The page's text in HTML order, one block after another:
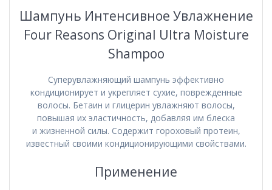
Шампунь Интенсивное Увлажнение
Four Reasons Original Ultra Moisture
Shampoo
Суперувлажняющий шампунь эффективно
кондиционирует и укрепляет сухие, поврежденные
волосы. Бетаин и глицерин увлажняют волосы,
повышая их эластичность, добавляя им блеска
и жизненной силы. Содержит гороховый протеин,
известный своими кондиционирующими свойствами.
Применение